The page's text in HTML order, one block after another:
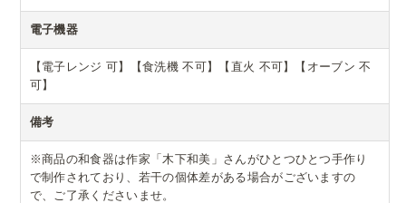
電子機器
【電子レンジ 可】【食洗機 不可】【直火 不可】【オーブン 不
可】
備考
※商品の和食器は作家「木下和美」さんがひとつひとつ手作り
で制作されており、若干の個体差がある場合がございますの
で、ご了承くださいませ。